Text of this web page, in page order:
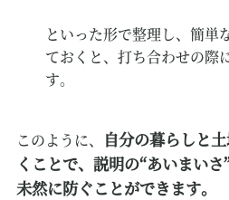
といった形で整理し、簡単
ておくと、打ち合わせの際
す。
このように、
自分の暮らしと
くことで、説明の“あいまい
未然に防ぐことができます。